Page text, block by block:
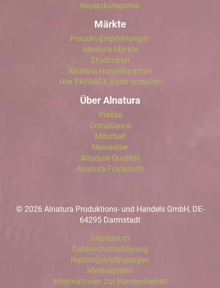
Rezeptkategorien
Märkte
Produkt-Empfehlungen
Alnatura Märkte
Studirabatt
Alnatura Handelspartner
Hier PAYBACK Karte bestellen
Über Alnatura
Presse
Compliance
Mitarbeit
Newsletter
Alnatura Qualität
Alnatura Frankreich
© 2026 Alnatura Produktions- und Handels GmbH, DE-
64295 Darmstadt
Impressum
Datenschutzerklärung
Nutzungsbedingungen
Meldesystem
Informationen zur Barrierefreiheit